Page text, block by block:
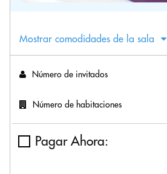
Mostrar comodidades de la sala
Número de invitados
Número de habitaciones
Pagar Ahora: